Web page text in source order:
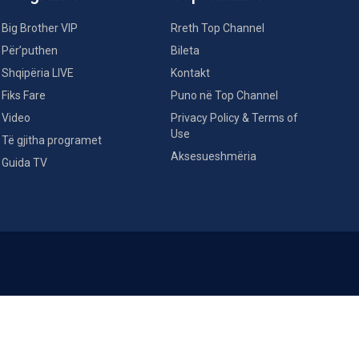
Big Brother VIP
Për’puthen
Shqipëria LIVE
Fiks Fare
Video
Të gjitha programet
Guida TV
Rreth Top Channel
Bileta
Kontakt
Puno në Top Channel
Privacy Policy & Terms of
Use
Aksesueshmëria